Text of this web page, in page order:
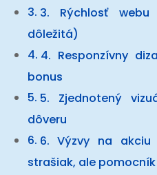
3. Rýchlosť
dôležitá)
4. Responzívny
bonus
5. Zjednotený
dôveru
6. Výzvy na
strašiak, ale pomocník